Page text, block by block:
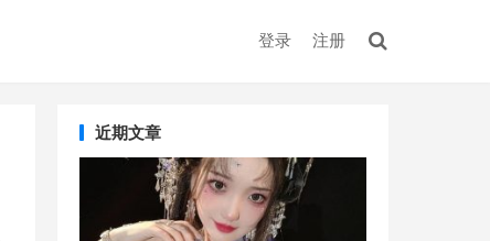
登录 注册
近期文章